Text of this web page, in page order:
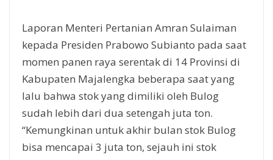
Laporan Menteri Pertanian Amran Sulaiman
kepada Presiden Prabowo Subianto pada saat
momen panen raya serentak di 14 Provinsi di
Kabupaten Majalengka beberapa saat yang
lalu bahwa stok yang dimiliki oleh Bulog
sudah lebih dari dua setengah juta ton.
“Kemungkinan untuk akhir bulan stok Bulog
bisa mencapai 3 juta ton, sejauh ini stok